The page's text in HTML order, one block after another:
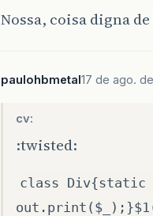
Nossa, coisa digna
paulohbmetal17 de ago.
cv:
:twisted:
class Div{static